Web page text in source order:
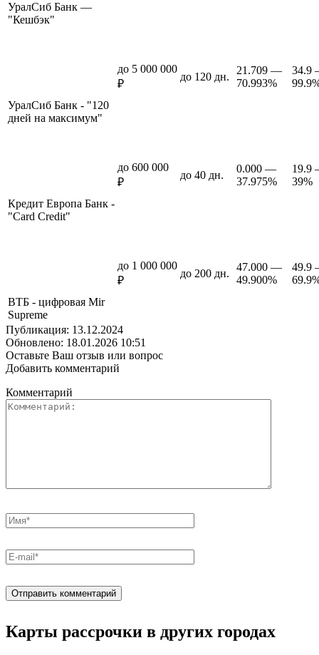
УралСиб Банк —
"Кешбэк"
УралСиб Банк - "120
дней на максимум"
до 5 000 000
₽
до 120 дн.
21.709 —
70.993%
34.9
Кредит Европа Банк -
"Card Credit"
до 600 000
₽
до 40 дн.
0.000 —
37.975%
19.9
39%
ВТБ - цифровая Mir
Supreme
до 1 000 000
₽
до 200 дн.
47.000 —
49.900%
49.9
Публикация: 13.12.2024
Обновлено: 18.01.2026 10:51
Оставьте Ваш отзыв или вопрос
Добавить комментарий
Комментарий
Карты рассрочки в других городах